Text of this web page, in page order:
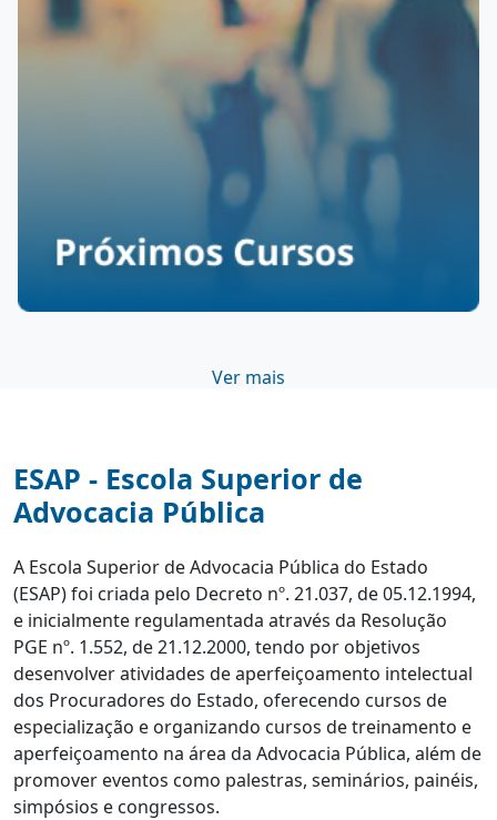
Ver mais
ESAP - Escola Superior de
Advocacia Pública
A Escola Superior de Advocacia Pública do Estado
(ESAP) foi criada pelo Decreto nº. 21.037, de 05.12.1994,
e inicialmente regulamentada através da Resolução
PGE nº. 1.552, de 21.12.2000, tendo por objetivos
desenvolver atividades de aperfeiçoamento intelectual
dos Procuradores do Estado, oferecendo cursos de
especialização e organizando cursos de treinamento e
aperfeiçoamento na área da Advocacia Pública, além de
promover eventos como palestras, seminários, painéis,
simpósios e congressos.